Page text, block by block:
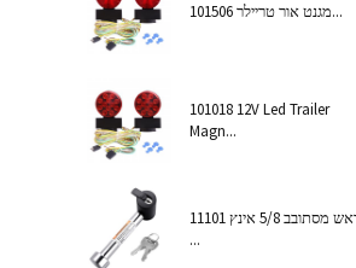
101506 מגנט אור טריילר...
101018 12V Led Trailer
Magn...
11101 ראש מסתובב 5/8 אינץ'
...